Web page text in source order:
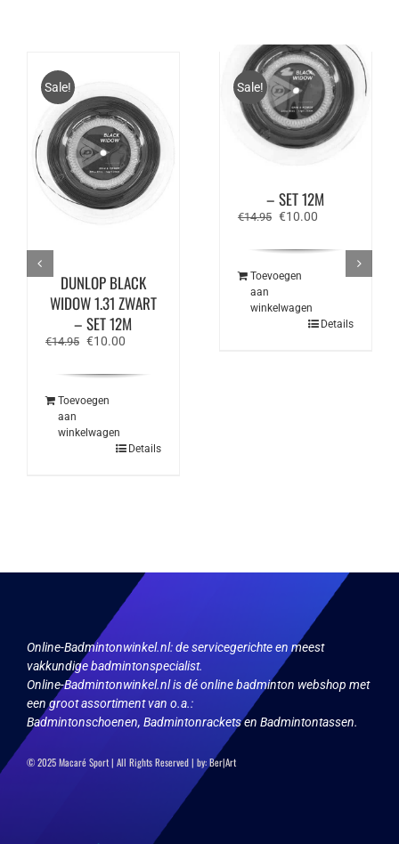
Sale!
DUNLOP BLACK
WIDOW 1.31 ZWART
– SET 12M
€14.95 Oorspronkelijke
€10.00Huidige
Toevoegen
aan
winkelwagen
Details
Sale!
– SET 12M
€14.95 Oorspronkelijke
€10.00Huidige
€10.00.
Toevoegen
aan
winkelwagen
Details
Online-Badmintonwinkel.nl:de servicegerichte en meest
vakkundige badmintonspecialist.
Online-Badmintonwinkel.nl is dé online badminton webshop met
een groot assortiment van o.a.:
Badmintonschoenen, Badmintonrackets en Badmintontassen.
© 2025 Macaré Sport | All Rights Reserved | by:Ber|Art